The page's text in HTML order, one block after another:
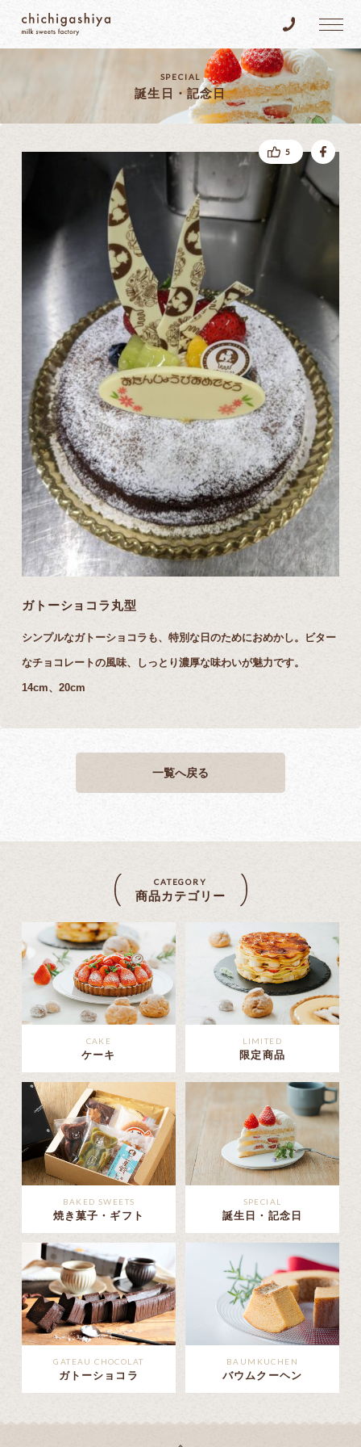
乳菓子屋 Tel.096-
SPECIAL
誕生日・記念日
ガトーショコラ丸型
シンプルなガトーショコラも、特別な日のためにおめかし。ビター
なチョコレートの風味、しっとり濃厚な味わいが魅力です。
14cm、 20cm
5
一覧へ戻る
CATEGORY
商品カテゴリー
CAKE
ケーキ
LIMITED
限定商品
BAKED SWEETS
焼き菓子・ギフト
SPECIAL
誕生日・記念日
GATEAU CHOCOLAT
ガトーショコラ
BAUMKUCHEN
バウムクーヘン